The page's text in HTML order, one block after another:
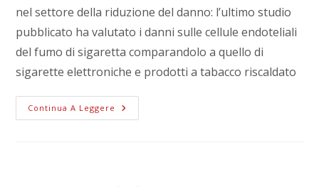
nel settore della riduzione del danno: l’ultimo studio
pubblicato ha valutato i danni sulle cellule endoteliali
del fumo di sigaretta comparandolo a quello di
sigarette elettroniche e prodotti a tabacco riscaldato
Continua A Leggere